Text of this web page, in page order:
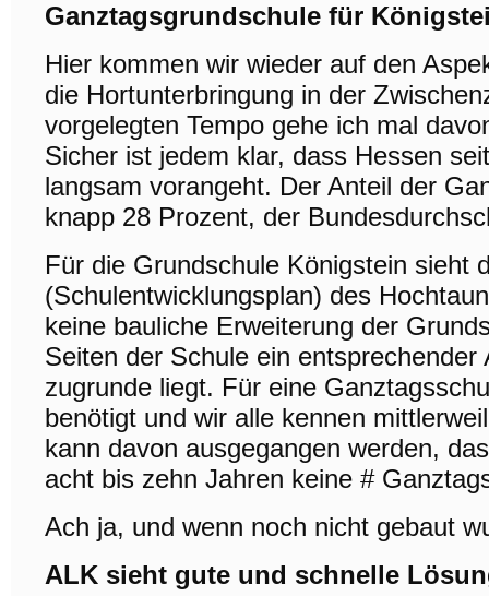
Ganztagsgrundschule für
Hier kommen wir wieder auf den
die Hortunterbringung in der
vorgelegten Tempo gehe ich mal
Sicher ist jedem klar, dass Hessen
langsam vorangeht. Der Anteil der
knapp 28 Prozent, der
Für die Grundschule Königstein sieht
(Schulentwicklungsplan) des
keine bauliche Erweiterung der
Seiten der Schule ein
zugrunde liegt. Für eine
benötigt und wir alle kennen
kann davon ausgegangen werden,
acht bis zehn Jahren keine #
Ach ja, und wenn noch nicht gebaut
ALK sieht gute und schnelle